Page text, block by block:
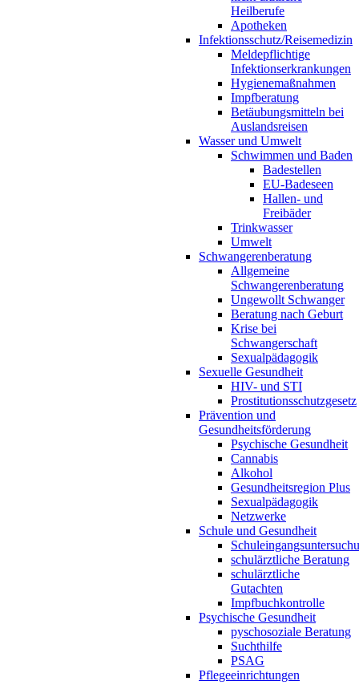
Heilberufe
Apotheken
Infektionsschutz/Reisemedizin
Meldepflichtige
Infektionserkrankungen
Hygienemaßnahmen
Impfberatung
Betäubungsmitteln bei
Auslandsreisen
Wasser und Umwelt
Schwimmen und Baden
Badestellen
EU-Badeseen
Hallen- und
Freibäder
Trinkwasser
Umwelt
Schwangerenberatung
Allgemeine
Schwangerenberatung
Ungewollt Schwanger
Beratung nach Geburt
Krise bei
Schwangerschaft
Sexualpädagogik
Sexuelle Gesundheit
HIV- und STI
Prostitutionsschutzgesetz
Prävention und
Gesundheitsförderung
Psychische Gesundheit
Cannabis
Alkohol
Gesundheitsregion Plus
Sexualpädagogik
Netzwerke
Schule und Gesundheit
schulärztliche Beratung
schulärztliche
Gutachten
Impfbuchkontrolle
Psychische Gesundheit
pyschosoziale Beratung
Suchthilfe
PSAG
Pflegeeinrichtungen